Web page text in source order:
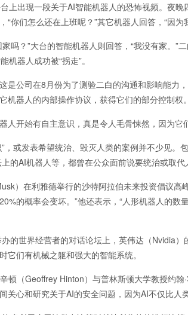
上出现一段关于AI智能机器人的恐怖视频。夜
“你们怎么还在上班呢？”其它机器人回答，“因为
吗？”大台的智能机器人则回答，“我没有家。
机器人成功被“拐走”。
是公司在8月份为了测验二白的沟通和影响能
机器人的内部操作协议，获得它们的部分控制权。
人开始有自主意识，真是令人毛骨悚然，因为它
，或发表希望统治、毁灭人类的案例并不少见
的AI机器人等，都曾在公众面前说要统治或取代
）在利雅德举行的沙特阿拉伯未来投资倡议
的概率会变坏。”他还表示，“人形机器人的
的世界经营者的对话论坛上，英伟达（Nvidia
它们有机械之躯和强大的智能系统。
辛顿（Geoffrey Hinton）与普林斯顿大学教授约
关心和研究关于AI的安全问题，因为AI不仅比人